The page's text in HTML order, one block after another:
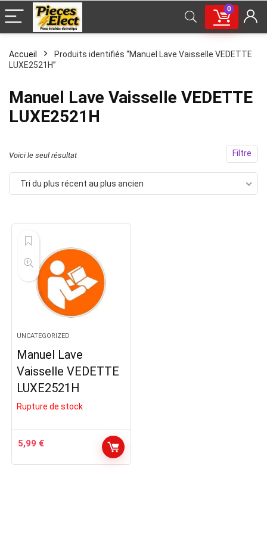
0
Accueil
Produits identifiés “Manuel Lave Vaisselle VEDETTE
LUXE2521H”
Manuel Lave Vaisselle VEDETTE
LUXE2521H
Filtre
Voici le seul résultat
Tri du plus récent au plus ancien
UNCATEGORIZED
Manuel Lave
Vaisselle VEDETTE
LUXE2521H
Rupture de stock
5,99 €